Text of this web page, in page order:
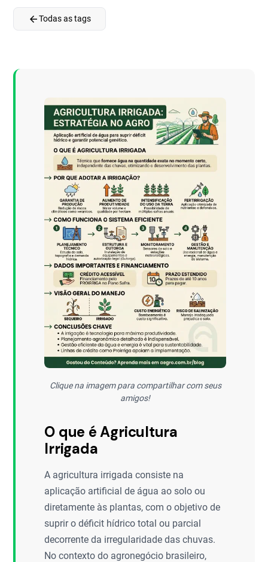
arrow_backTodas as tags
Clique na imagem para compartilhar com seus
amigos!
O que é Agricultura
Irrigada
A agricultura irrigada consiste na
aplicação artificial de água ao solo ou
diretamente às plantas, com o objetivo de
suprir o déficit hídrico total ou parcial
decorrente da irregularidade das chuvas.
No contexto do agronegócio brasileiro,